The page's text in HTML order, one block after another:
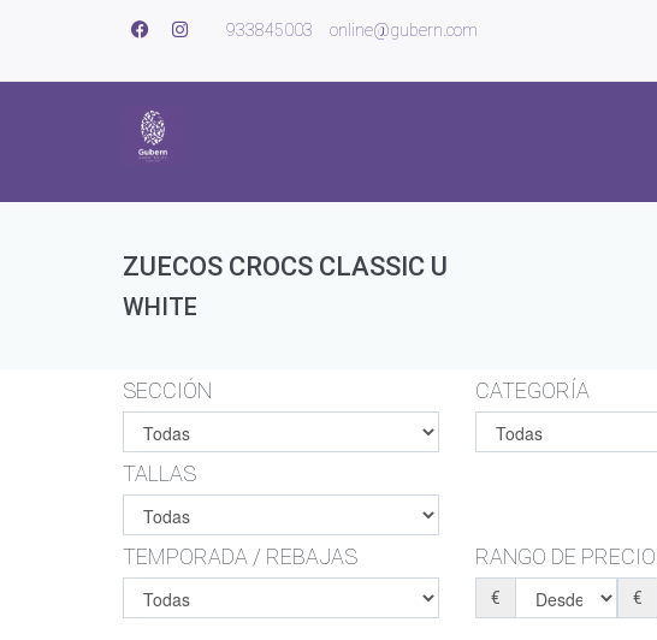
933845003 online@gubern.com
ZUECOS CROCS CLASSIC U
WHITE
SECCIÓN CATEGORÍA
TALLAS
TEMPORADA / REBAJAS RANGO DE
€ €